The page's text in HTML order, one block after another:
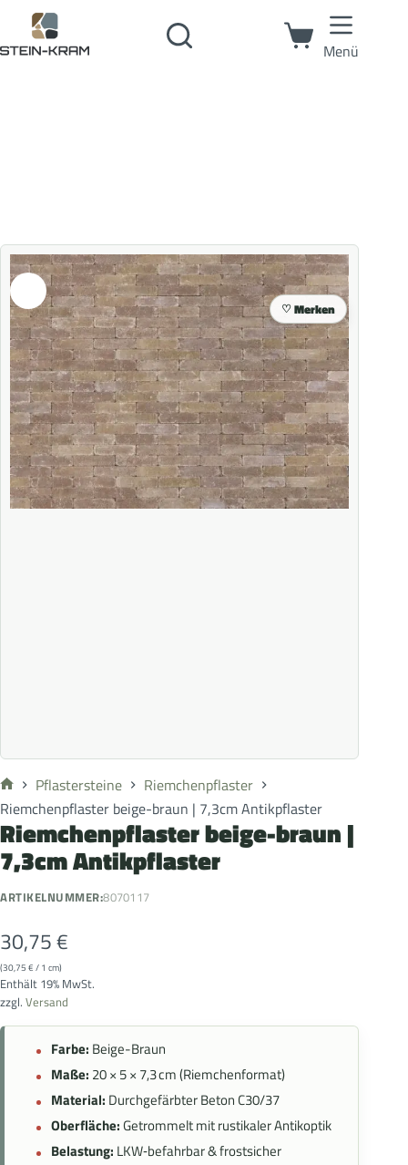
Menü
Merken
Pflastersteine
Riemchenpflaster
Riemchenpflaster beige-braun | 7,3cm Antikpflaster
Riemchenpflaster beige-braun |
7,3cm Antikpflaster
ARTIKELNUMMER:8070117
30,75€
(30,75 € / 1 cm)
Enthält 19% MwSt.
zzgl. Versand
Farbe: Beige-Braun
Maße: 20 × 5 × 7,3 cm (Riemchenformat)
Material: Durchgefärbter Beton C30/37
Oberfläche:Getrommelt mit rustikaler Antikoptik
Belastung: LKW‑befahrbar & frostsicher